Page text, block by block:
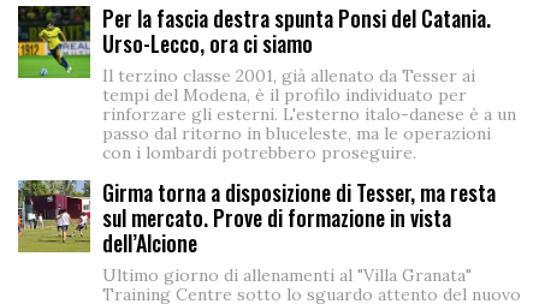
Per la fascia destra spunta Ponsi del Catania.
Urso-Lecco, ora ci siamo
Il terzino classe 2001, già allenato da Tesser ai
tempi del Modena, è il profilo individuato per
rinforzare gli esterni. L'esterno italo-danese è a un
passo dal ritorno in bluceleste, ma le operazioni
con i lombardi potrebbero proseguire.
Girma torna a disposizione di Tesser, ma resta
sul mercato. Prove di formazione in vista
dell’Alcione
Ultimo giorno di allenamenti al "Villa Granata"
Training Centre sotto lo sguardo attento del nuovo